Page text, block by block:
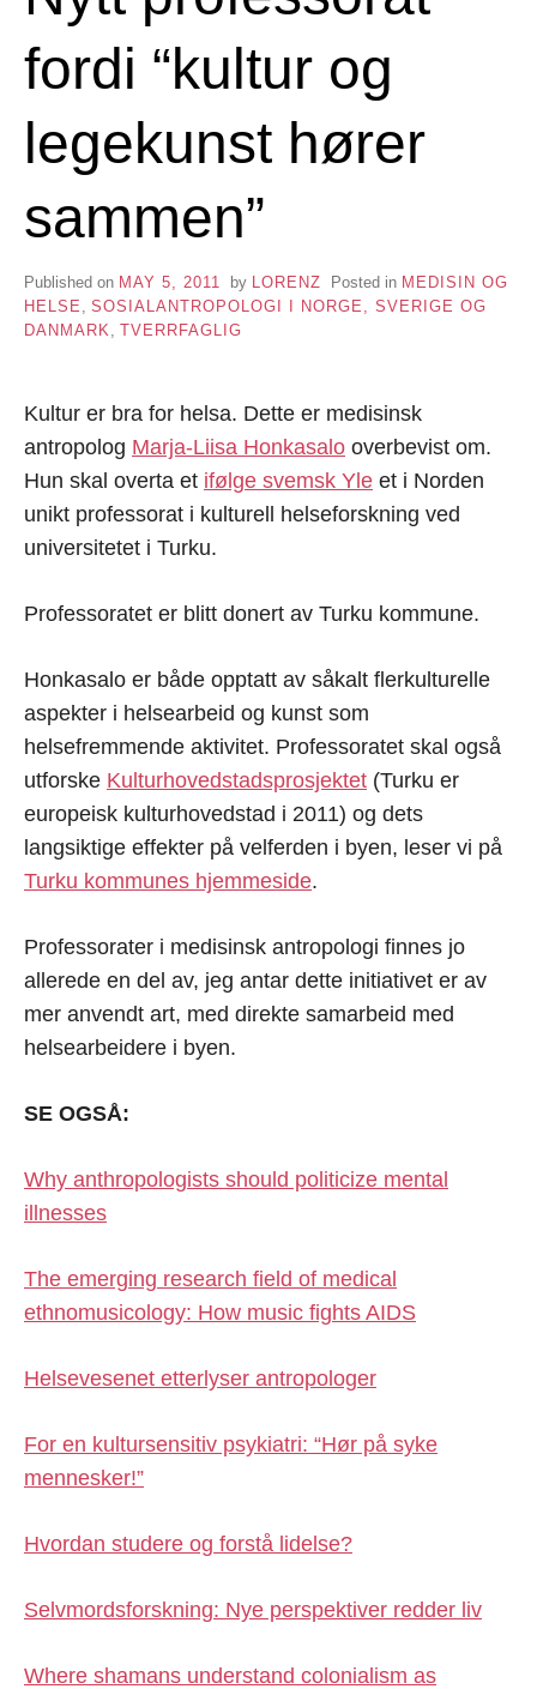
fordi “kultur og
legekunst hører
sammen”
Published on MAY 5, 2011 by LORENZ Posted in MEDISIN OG
HELSE
SOSIALANTROPOLOGI I NORGE, SVERIGE OG
DANMARK
TVERRFAGLIG
Kultur er bra for helsa. Dette er medisinsk
antropolog Marja-Liisa Honkasalo overbevist om.
Hun skal overta et ifølge svemsk Yle et i Norden
unikt professorat i kulturell helseforskning ved
universitetet i Turku.
Professoratet er blitt donert av Turku kommune.
Honkasalo er både opptatt av såkalt flerkulturelle
aspekter i helsearbeid og kunst som
helsefremmende aktivitet. Professoratet skal også
utforske Kulturhovedstadsprosjektet (Turku er
europeisk kulturhovedstad i 2011) og dets
langsiktige effekter på velferden i byen, leser vi på
Turku kommunes hjemmeside.
Professorater i medisinsk antropologi finnes jo
allerede en del av, jeg antar dette initiativet er av
mer anvendt art, med direkte samarbeid med
helsearbeidere i byen.
SE OGSÅ:
Why anthropologists should politicize mental
illnesses
The emerging research field of medical
ethnomusicology: How music fights AIDS
Helsevesenet etterlyser antropologer
For en kultursensitiv psykiatri: “Hør på syke
mennesker!”
Hvordan studere og forstå lidelse?
Selvmordsforskning: Nye perspektiver redder liv
Where shamans understand colonialism as